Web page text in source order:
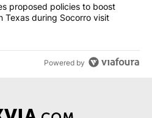
announces proposed policies to
proposed policies to boost
Texas during Socorro visit
Powered by